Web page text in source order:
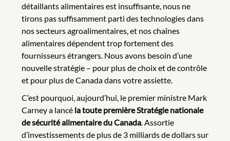
détaillants alimentaires est insuffisante, nous ne
tirons pas suffisamment parti des technologies dans
nos secteurs agroalimentaires, et nos chaînes
alimentaires dépendent trop fortement des
fournisseurs étrangers. Nous avons besoin d’une
nouvelle stratégie – pour plus de choix et de contrôle
et pour plus de Canada dans votre assiette.
C’est pourquoi, aujourd’hui, le premier ministre Mark
Carney a lancé la toute première Stratégie nationale
de sécurité alimentaire du Canada. Assortie
d’investissements de plus de 3 milliards de dollars sur